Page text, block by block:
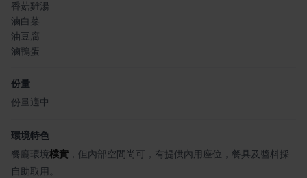
香菇雞湯
滷白菜
油豆腐
滷鴨蛋
份量
份量適中
環境特色
餐廳環境樸實 ，但內部空間尚可，有提供內用座位，餐具及醬料採
自助取用。